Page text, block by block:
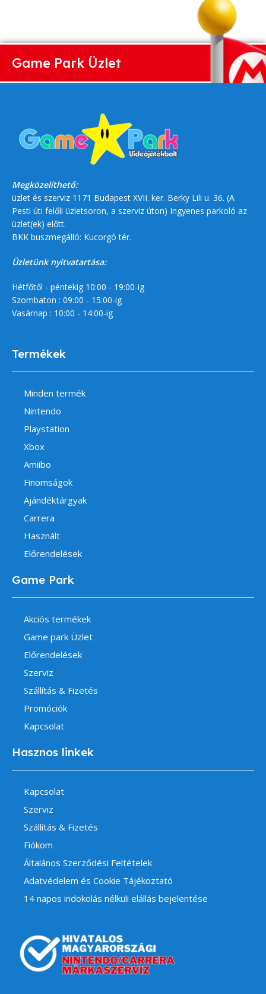
Game Park Üzlet
Megközelíthető:
üzlet és szerviz 1171 Budapest XVII. ker. Berky Lili u. 36. (A
Pesti úti felőli üzletsoron, a szerviz úton) Ingyenes parkoló az
üzlet(ek) előtt.
BKK buszmegálló: Kucorgó tér.
Üzletünk nyitvatartása:
Hétfőtől - péntekig 10:00 - 19:00-ig
Szombaton : 09:00 - 15:00-ig
Vasárnap : 10:00 - 14:00-ig
Termékek
Minden termék
Nintendo
Playstation
Xbox
Amiibo
Finomságok
Ajándéktárgyak
Carrera
Használt
Előrendelések
Game Park
Akciós termékek
Game park Üzlet
Előrendelések
Szerviz
Szállítás & Fizetés
Promóciók
Kapcsolat
Hasznos linkek
Kapcsolat
Szerviz
Szállítás & Fizetés
Fiókom
Általános Szerződési Feltételek
Adatvédelem és Cookie Tájékoztató
14 napos indokolás nélküli elállás bejelentése